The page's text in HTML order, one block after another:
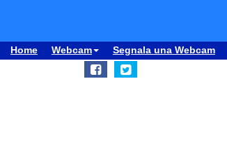
Home Webcam Segnala una Webcam